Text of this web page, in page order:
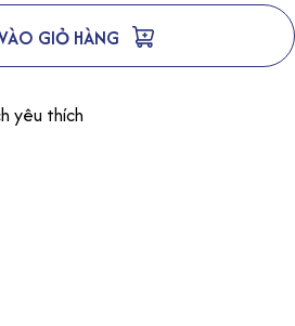
GIỎ HÀNG
yêu thích